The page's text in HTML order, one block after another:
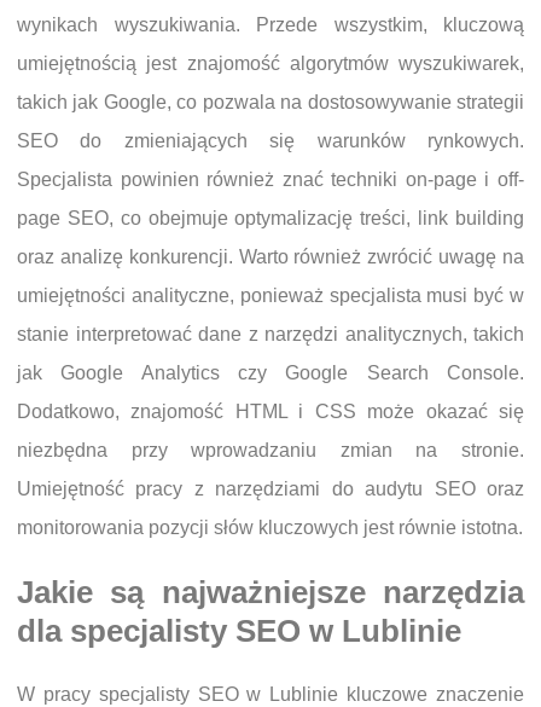
wynikach wyszukiwania. Przede wszystkim, kluczową
umiejętnością jest znajomość algorytmów wyszukiwarek,
takich jak Google, co pozwala na dostosowywanie strategii
SEO do zmieniających się warunków rynkowych.
Specjalista powinien również znać techniki on-page i off-
page SEO, co obejmuje optymalizację treści, link building
oraz analizę konkurencji. Warto również zwrócić uwagę na
umiejętności analityczne, ponieważ specjalista musi być w
stanie interpretować dane z narzędzi analitycznych, takich
jak Google Analytics czy Google Search Console.
Dodatkowo, znajomość HTML i CSS może okazać się
niezbędna przy wprowadzaniu zmian na stronie.
Umiejętność pracy z narzędziami do audytu SEO oraz
monitorowania pozycji słów kluczowych jest równie istotna.
Jakie są najważniejsze narzędzia
dla specjalisty SEO w Lublinie
W pracy specjalisty SEO w Lublinie kluczowe znaczenie